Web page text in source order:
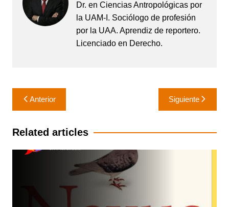
Dr. en Ciencias Antropológicas por
la UAM-I. Sociólogo de profesión
por la UAA. Aprendiz de reportero.
Licenciado en Derecho.
Navegación
de
entradas
Anterior Siguiente
Related articles